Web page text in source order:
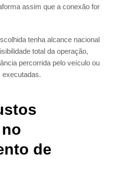
assim que a conexão for
tenha alcance nacional
total da operação,
percorrida pelo veículo ou
executadas.
de